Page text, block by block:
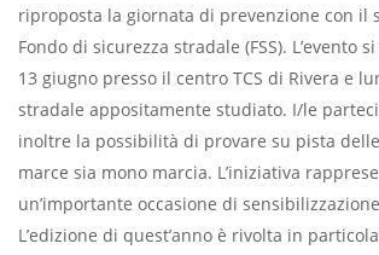
riproposta la giornata di prevenzione con il
Fondo di sicurezza stradale (FSS). L’evento
13 giugno presso il centro TCS di Rivera e
stradale appositamente studiato. I/le
inoltre la possibilità di provare su pista
marce sia mono marcia. L’iniziativa
un’importante occasione di
L’edizione di quest’anno è rivolta in